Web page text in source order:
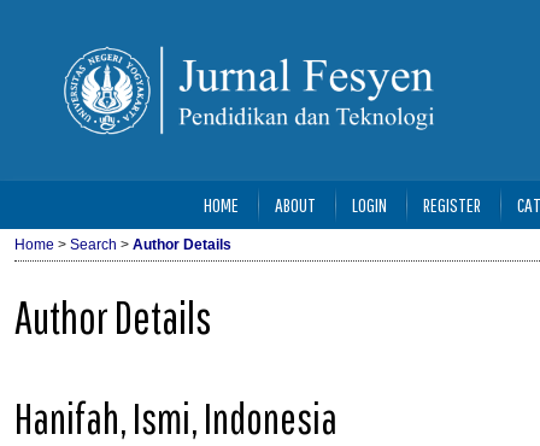
HOME ABOUT LOGIN REGISTER
Home > Search > Author Details
Author Details
Hanifah, Ismi, Indonesia